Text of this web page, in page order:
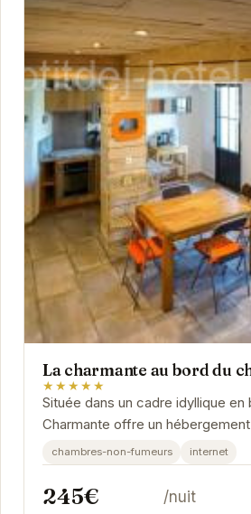
La charmante au bord du
★★★★★
Située dans un cadre idyllique en
Charmante offre un
accueillant. Profitez d'un séjour
chambres-non-fumeurs internet
245€ /nuit